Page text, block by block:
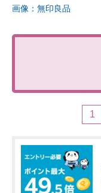
画像：無印良品
1